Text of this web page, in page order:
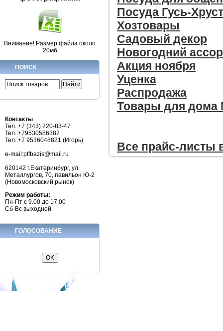
Внимание! Размер файла около
20мб
ПОИСК
Контакты
Тел.:+7 (343) 220-83-47
Тел.:+79530586382
Тел.:+7 9536048821 (Игорь)
e-mail:ptfbazis@mail.ru
620142 г.Екатеринбург, ул.
Металлургов, 70, павильон Ю-2
(Новомосковский рынок)
Режим работы:
Пн-Пт с 9.00 до 17.00
Сб-Вс выходной
ГОЛОСОВАНИЕ
Посуда Гусь-
Хозтовары
Садовый декор
Новогодний
Акция ноября
Уценка
Распродажа
Товары для дома
Все прайc-листы